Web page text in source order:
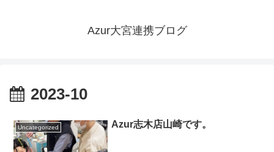
Azur大宮連携ブログ
2023-10
Uncategorized Azur志木店山崎です。